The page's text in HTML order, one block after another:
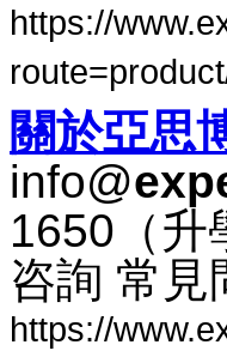
https://
關​於​亞​思​
info@
1650​（​升​
咨​詢 常​見​
https://